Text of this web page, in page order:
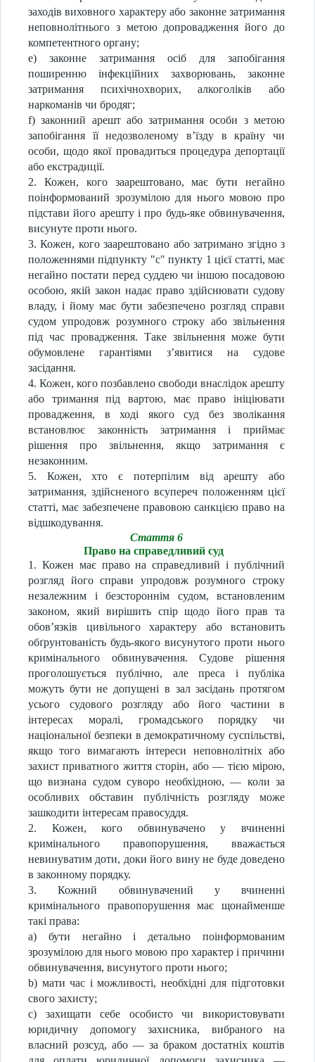
заходів виховного характеру або законне затримання
неповнолітнього з метою допровадження його до
компетентного органу;
e) законне затримання осіб для запобігання
поширенню інфекційних захворювань, законне
затримання психічнохворих, алкоголіків або
наркоманів чи бродяг;
f) законний арешт або затримання особи з метою
запобігання її недозволеному в’їзду в країну чи
особи, щодо якої провадиться процедура депортації
або екстрадиції.
2. Кожен, кого заарештовано, має бути негайно
поінформований зрозумілою для нього мовою про
підстави його арешту і про будь-яке обвинувачення,
висунуте проти нього.
3. Кожен, кого заарештовано або затримано згідно з
положеннями підпункту "c" пункту 1 цієї статті, має
негайно постати перед суддею чи іншою посадовою
особою, якій закон надає право здійснювати судову
владу, і йому має бути забезпечено розгляд справи
судом упродовж розумного строку або звільнення
під час провадження. Таке звільнення може бути
обумовлене гарантіями з’явитися на судове
засідання.
4. Кожен, кого позбавлено свободи внаслідок арешту
або тримання під вартою, має право ініціювати
провадження, в ході якого суд без зволікання
встановлює законність затримання і приймає
рішення про звільнення, якщо затримання є
незаконним.
5. Кожен, хто є потерпілим від арешту або
затримання, здійсненого всупереч положенням цієї
статті, має забезпечене правовою санкцією право на
відшкодування.
Стаття 6
Право на справедливий суд
1. Кожен має право на справедливий і публічний
розгляд його справи упродовж розумного строку
незалежним і безстороннім судом, встановленим
законом, який вирішить спір щодо його прав та
обов’язків цивільного характеру або встановить
обґрунтованість будь-якого висунутого проти нього
кримінального обвинувачення. Судове рішення
проголошується публічно, але преса і публіка
можуть бути не допущені в зал засідань протягом
усього судового розгляду або його частини в
інтересах моралі, громадського порядку чи
національної безпеки в демократичному суспільстві,
якщо того вимагають інтереси неповнолітніх або
захист приватного життя сторін, або — тією мірою,
що визнана судом суворо необхідною, — коли за
особливих обставин публічність розгляду може
зашкодити інтересам правосуддя.
2. Кожен, кого обвинувачено у вчиненні
кримінального правопорушення, вважається
невинуватим доти, доки його вину не буде доведено
в законному порядку.
3. Кожний обвинувачений у вчиненні
кримінального правопорушення має щонайменше
такі права:
a) бути негайно і детально поінформованим
зрозумілою для нього мовою про характер і причини
обвинувачення, висунутого проти нього;
b) мати час і можливості, необхідні для підготовки
свого захисту;
c) захищати себе особисто чи використовувати
юридичну допомогу захисника, вибраного на
власний розсуд, або — за браком достатніх коштів